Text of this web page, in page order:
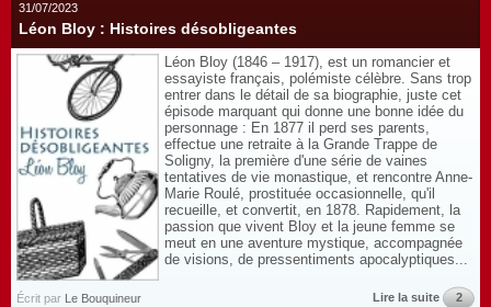
31/07/2023
Léon Bloy : Histoires désobligeantes
Léon Bloy (1846 – 1917), est un romancier et
essayiste français, polémiste célèbre. Sans trop
entrer dans le détail de sa biographie, juste cet
épisode marquant qui donne une bonne idée du
personnage : En 1877 il perd ses parents,
effectue une retraite à la Grande Trappe de
Soligny, la première d'une série de vaines
tentatives de vie monastique, et rencontre Anne-
Marie Roulé, prostituée occasionnelle, qu'il
recueille, et convertit, en 1878. Rapidement, la
passion que vivent Bloy et la jeune femme se
meut en une aventure mystique, accompagnée
de visions, de pressentiments apocalyptiques...
Écrit par Le Bouquineur Lire la suite 2